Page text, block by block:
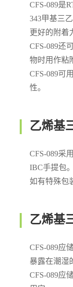
CFS-089是
343甲基三
更好的附着
CFS-089还
物时用作粘
CFS-089可
性。
乙烯基
CFS-089采
IBC手提包。
如有特殊包
乙烯基
CFS-089应
暴露在潮湿
CFS-089应